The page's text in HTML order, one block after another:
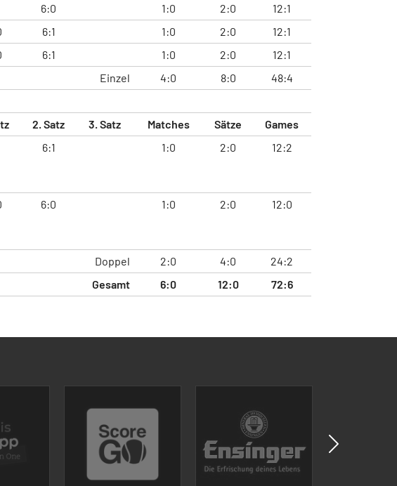
6:0 1:0 2:0 12:1
6:1 1:0 2:0 12:1
6:1 1:0 2:0
12:1
Einzel
4:0 8:0
48:4
2. Satz 3. Satz Matches Sätze Games
6:1 1:0 2:0 12:2
6:0 1:0 2:0 12:0
Doppel 2:0 4:0
24:2
Gesamt
6:0 12:0 72:6